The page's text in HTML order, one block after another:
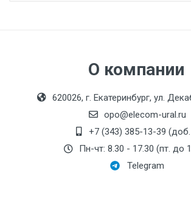
Цвет тарелочек Чистый
инженерный
защитой от
О компании
620026, г. Екатеринбург, ул.
opo@elecom-ural.ru
+7 (343) 385-13-39
Пн-чт: 8.30 - 17.30 (пт. до
Telegram